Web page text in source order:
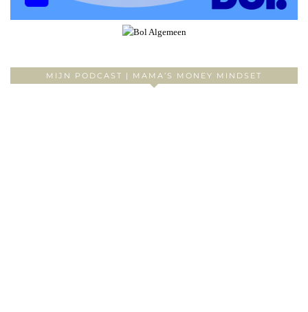
MIJN PODCAST | MAMA’S MONEY MINDSET